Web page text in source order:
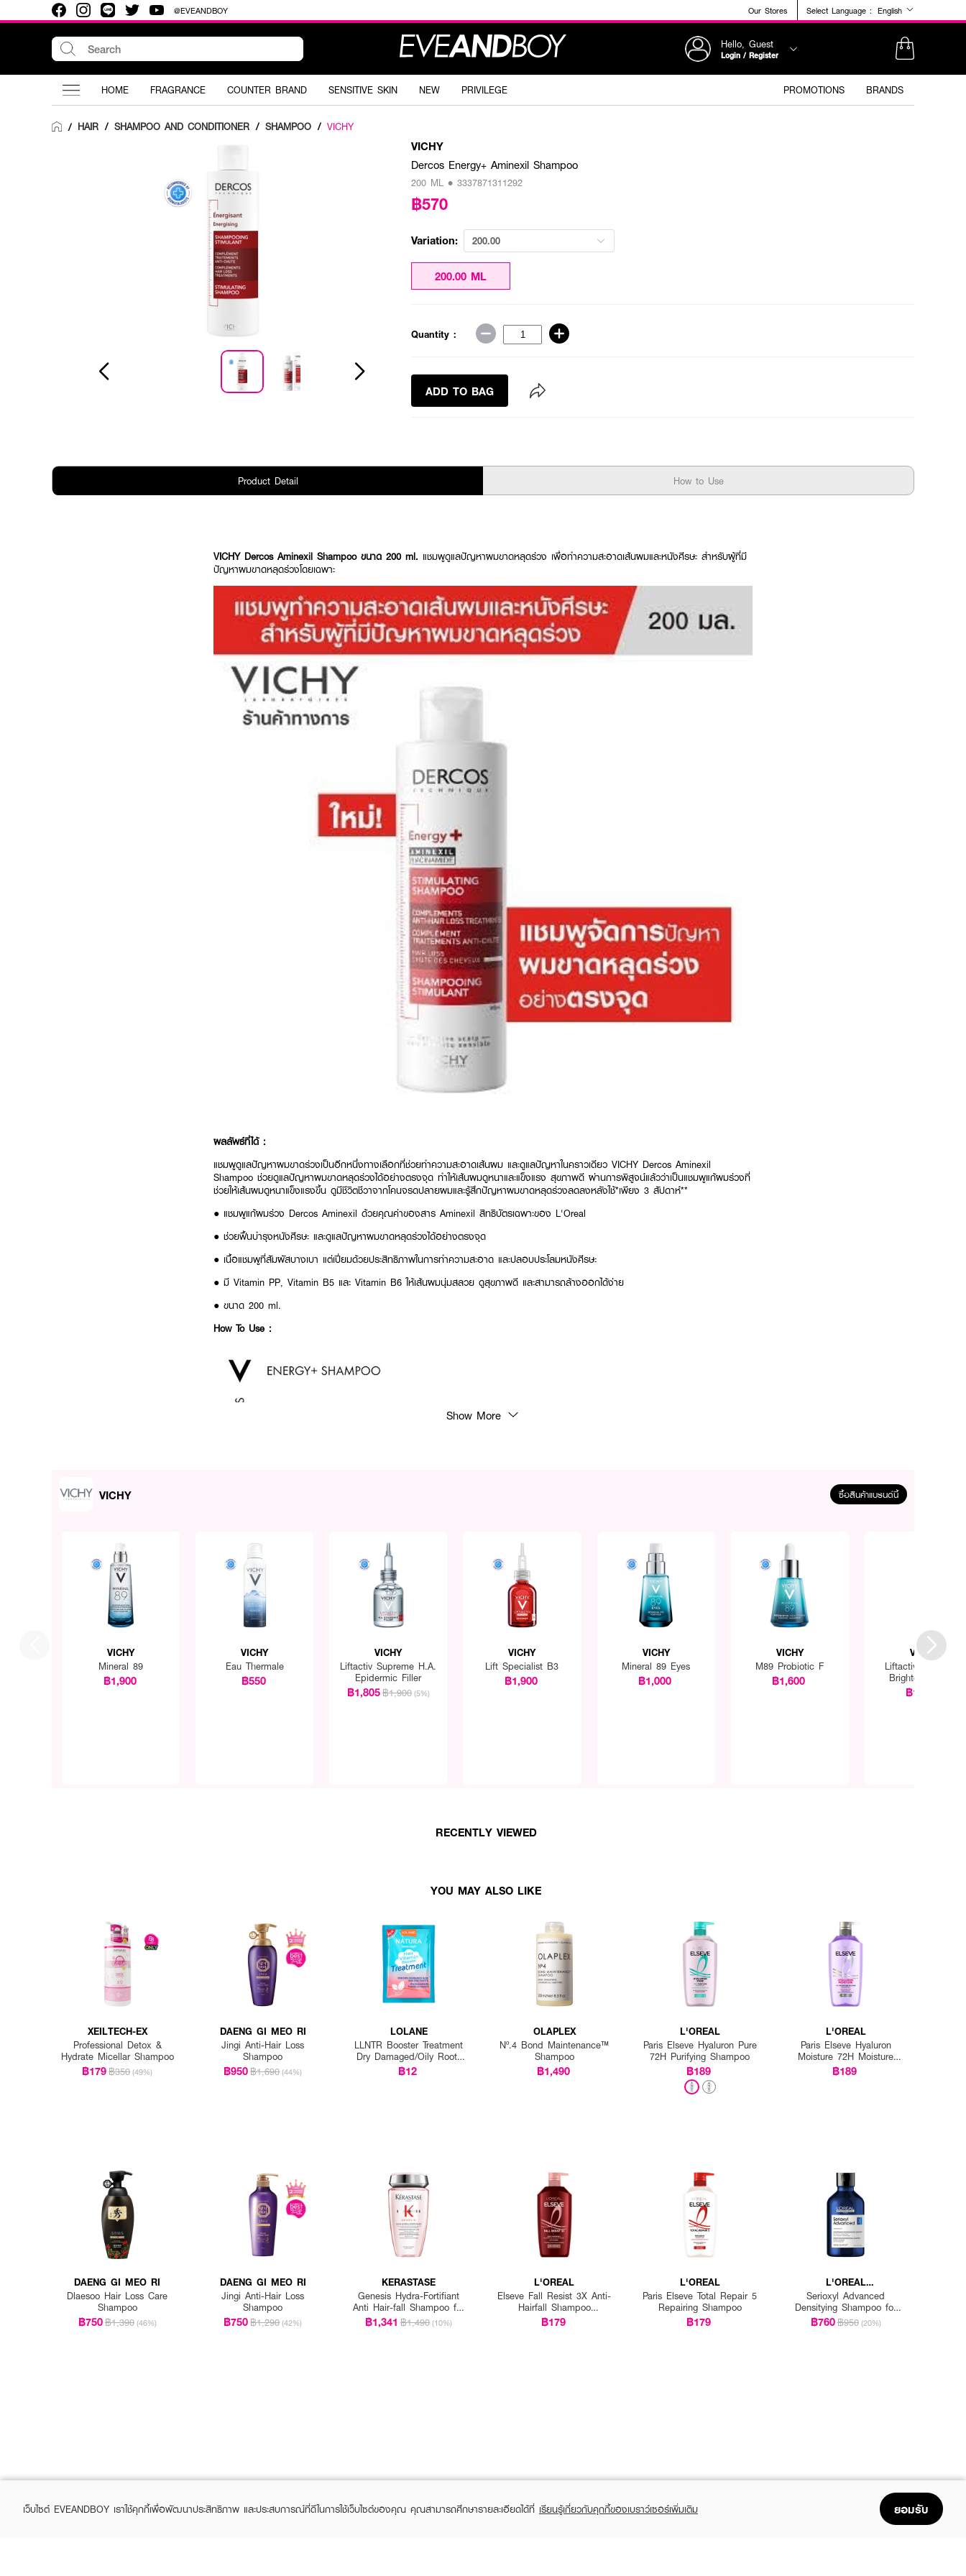
@EVEANDBOY Our Stores Select Language : English
Hello, Guest
Login / Register
HOME FRAGRANCE COUNTER BRAND SENSITIVE SKIN NEW PRIVILEGE PROMOTIONS BRANDS
/ HAIR / SHAMPOO AND CONDITIONER / SHAMPOO / VICHY
VICHY
Dercos Energy+ Aminexil Shampoo
200 ML • 3337871311292
฿570
Variation: 200.00
200.00 ML
Quantity :
ADD TO BAG
Product Detail How to Use
VICHY Dercos Aminexil Shampoo ขนาด 200 ml. แชมพูดูแลปัญหาผมขาดหลุดร่วง เพื่อทำความสะอาดเส้นผมและหนังศีรษะ สำหรับผู้ที่มี
ปัญหาผมขาดหลุดร่วงโดยเฉพาะ
ผลลัพธ์ที่ได้ :
แชมพูดูแลปัญหาผมขาดร่วงเป็นอีกหนึ่งทางเลือกที่ช่วยทำความสะอาดเส้นผม และดูแลปัญหาในคราวเดียว VICHY Dercos Aminexil
Shampoo ช่วยดูแลปัญหาผมขาดหลุดร่วงได้อย่างตรงจุด ทำให้เส้นผมดูหนาและแข็งแรง สุขภาพดี ผ่านการพิสูจน์แล้วว่าเป็นแชมพูแก้ผมร่วงที่
ช่วยให้เส้นผมดูหนาแข็งแรงขึ้น ดูมีชีวิตชีวาจากโคนจรดปลายผมและรู้สึกปัญหาผมขาดหลุดร่วงลดลงหลังใช้*เพียง 3 สัปดาห์**
● แชมพูแก้ผมร่วง Dercos Aminexil ด้วยคุณค่าของสาร Aminexil สิทธิบัตรเฉพาะของ L'Oreal
● ช่วยฟื้นบำรุงหนังศีรษะ และดูแลปัญหาผมขาดหลุดร่วงได้อย่างตรงจุด
● เนื้อแชมพูที่สัมผัสบางเบา แต่เปี่ยมด้วยประสิทธิภาพในการทำความสะอาด และปลอบประโลมหนังศีรษะ
● มี Vitamin PP, Vitamin B5 และ Vitamin B6 ให้เส้นผมนุ่มสลวย ดูสุขภาพดี และสามารถล้างออกได้ง่าย
● ขนาด 200 ml.
How To Use :
Show More
VICHY ซื้อสินค้าแบรนด์นี้
VICHY
Mineral 89
฿1,900
VICHY
Eau Thermale
฿550
VICHY
Liftactiv Supreme H.A.
Epidermic Filler
฿1,805฿1,900 (5%)
VICHY
Lift Specialist B3
฿1,900
VICHY
Mineral 89 Eyes
฿1,000
VICHY
M89 Probiotic F
฿1,600
VICHY
Liftactiv vitamin C
Brightening Skin
Corrector
฿1,600
RECENTLY VIEWED
YOU MAY ALSO LIKE
XEILTECH-EX
Professional Detox &
Hydrate Micellar Shampoo
฿179฿350 (49%)
DAENG GI MEO RI
Jingi Anti-Hair Loss
Shampoo
฿950฿1,690 (44%)
LOLANE
LLNTR Booster Treatment
Dry Damaged/Oily Roots
25g P12
฿12
OLAPLEX
Nº.4 Bond Maintenance™
Shampoo
฿1,490
L'OREAL
Paris Elseve Hyaluron Pure
72H Purifying Shampoo
฿189
L'OREAL
Paris Elseve Hyaluron
Moisture 72H Moisture
Filling Shampoo
฿189
DAENG GI MEO RI
Dlaesoo Hair Loss Care
Shampoo
฿750฿1,390 (46%)
DAENG GI MEO RI
Jingi Anti-Hair Loss
Shampoo
฿750฿1,290 (42%)
KERASTASE
Genesis Hydra-Fortifiant
Anti Hair-fall Shampoo for
Fine Hair
฿1,341 ฿1,490 (10%)
L'OREAL
Elseve Fall Resist 3X Anti-
Hairfall Shampoo
Scalp+Hair
฿179
L'OREAL
Paris Elseve Total Repair 5
Repairing Shampoo
฿179
L'OREAL
PROFESSIONNEL
Serioxyl Advanced
Densitying Shampoo for
Thinning Hair
฿760฿950 (20%)
เว็บไซต์ EVEANDBOY เราใช้คุกกี้เพื่อพัฒนาประสิทธิภาพ และประสบการณ์ที่ดีในการใช้เว็บไซต์ของคุณ คุณสามารถศึกษารายละเอียดได้ที่ เรียนรู้เกี่ยวกับคุกกี้ของเบราว์เซอร์เพิ่มเติม ยอมรับ